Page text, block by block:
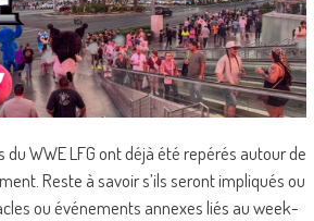
WWE LFG ont déjà été repérés autour de
Reste à savoir s’ils seront impliqués ou
ou événements annexes liés au week-